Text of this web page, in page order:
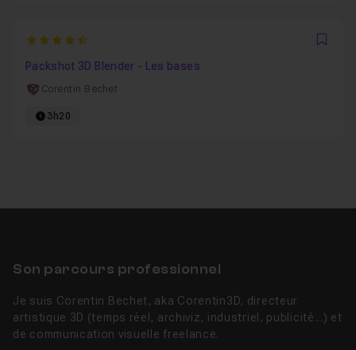
4.625
Packshot 3D Blender - Les bases
Corentin Bechet
3h20
Son parcours professionnel
Je suis Corentin Bechet, aka Corentin3D, directeur
artistique 3D (temps réel, archiviz, industriel, publicité...) et
de communication visuelle freelance.